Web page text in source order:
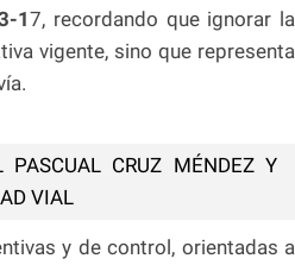
17, recordando que ignorar la
vigente, sino que representa
PASCUAL CRUZ MÉNDEZ Y
VIAL
y de control, orientadas a